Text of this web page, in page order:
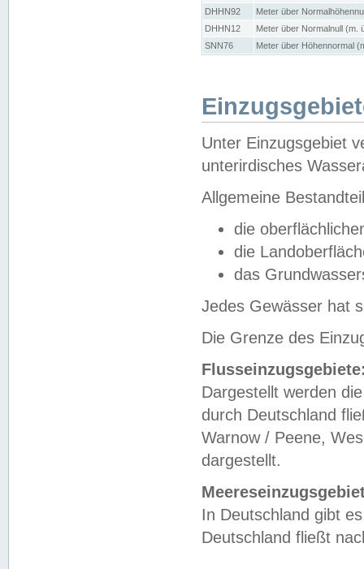
DHHN92
Meter über
DHHN12
Meter über Normalnull (m.
SNN76
Meter über Höhennormal
Unter Einzugsgebiet
unterirdisches
Allgemeine
die
die
das
Jedes Gewässer hat
Die Grenze des
Dargestellt werden
durch Deutschland
Warnow / Peene,
dargestellt.
In Deutschland gibt
Deutschland fließt